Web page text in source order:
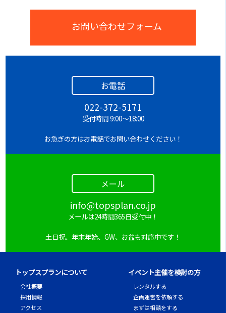
お問い合わせフォーム
お電話
022-372-5171
受付時間 9:00～18:00
お急ぎの方はお電話でお問い合わせください！
メール
info@topsplan.co.jp
メールは24時間365日受付中！
土日祝、年末年始、GW、お盆も対応中です！
トップスプランについて
会社概要
採用情報
アクセス
イベント主催を検討の方
レンタルする
企画運営を依頼する
まずは相談をする